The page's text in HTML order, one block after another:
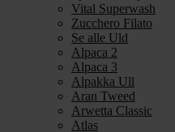
Vital Superwash
Zucchero Filato
Se alle Uld
Alpaca 2
Alpaca 3
Alpakka Ull
Aran Tweed
Arwetta Classic
Atlas